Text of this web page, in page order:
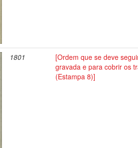
1801
[Ordem que se deve
gravada e para cobrir os
(Estampa 8)]